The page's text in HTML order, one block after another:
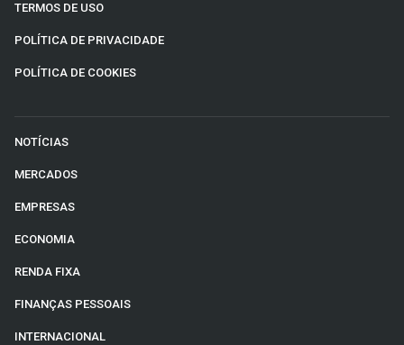
TERMOS DE USO
POLÍTICA DE PRIVACIDADE
POLÍTICA DE COOKIES
NOTÍCIAS
MERCADOS
EMPRESAS
ECONOMIA
RENDA FIXA
FINANÇAS PESSOAIS
INTERNACIONAL